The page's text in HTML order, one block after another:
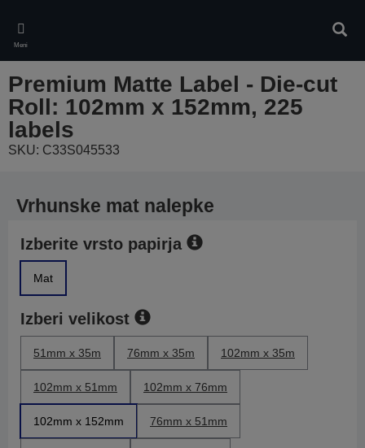
main
content
Meni
Premium Matte Label - Die-cut
Roll: 102mm x 152mm, 225
labels
SKU: C33S045533
Vrhunske mat nalepke
Izberite vrsto papirja
Mat
Izberi velikost
51mm x 35m 76mm x 35m 102mm x 35m
102mm x 51mm 102mm x 76mm
102mm x 152mm 76mm x 51mm